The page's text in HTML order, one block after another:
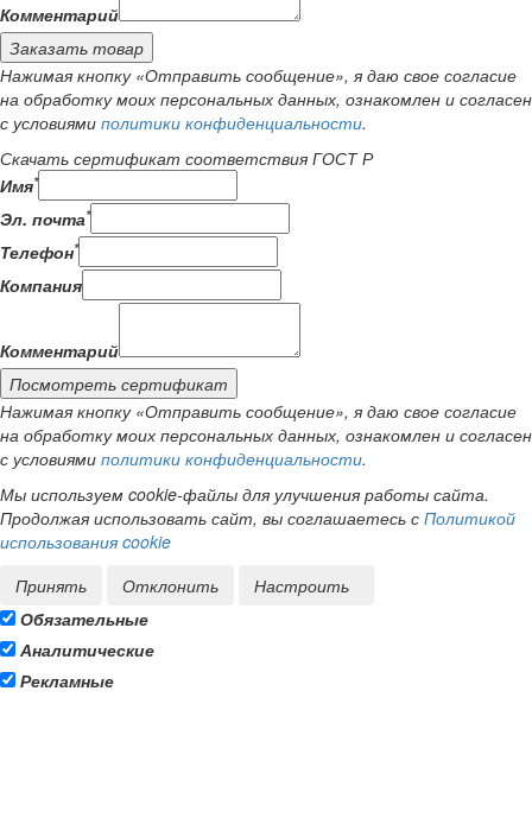
Комментарий
Заказать товар
Нажимая кнопку «Отправить сообщение», я даю свое согласие
на обработку моих персональных данных, ознакомлен и согласен
с условиями политики конфиденциальности.
Скачать сертификат соответствия ГОСТ Р
Имя*
Эл. почта*
Телефон*
Компания
Комментарий
Посмотреть сертификат
Нажимая кнопку «Отправить сообщение», я даю свое согласие
на обработку моих персональных данных, ознакомлен и согласен
с условиями политики конфиденциальности.
Мы используем cookie-файлы для улучшения работы сайта.
Продолжая использовать сайт, вы соглашаетесь с Политикой
использования cookie
Принять
Отклонить
Настроить
Обязательные
Аналитические
Рекламные